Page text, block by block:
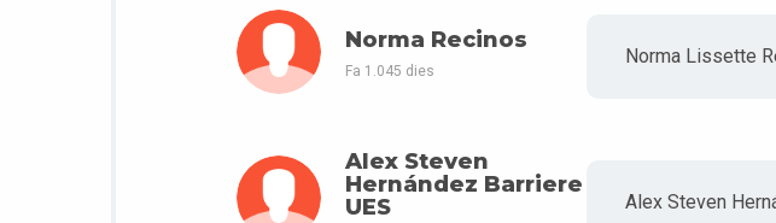
Norma Recinos
Fa 1.045 dies
Norma Lissette
Alex Steven
Hernández Barriere
UES
Alex Steven